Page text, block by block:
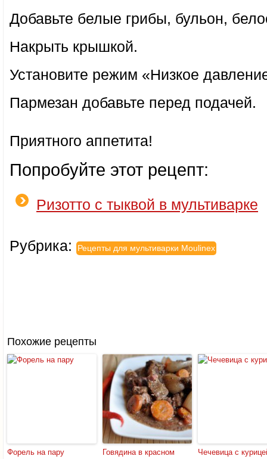
Добавьте белые грибы, бульон,
Накрыть крышкой.
Установите режим «Низкое
Пармезан добавьте перед подачей.
Приятного аппетита!
Попробуйте этот рецепт:
Ризотто с тыквой в мультиварке
Рубрика: Рецепты для мультиварки Moulinex
Похожие рецепты
Форель на пару
Говядина в красном
Чечевица с